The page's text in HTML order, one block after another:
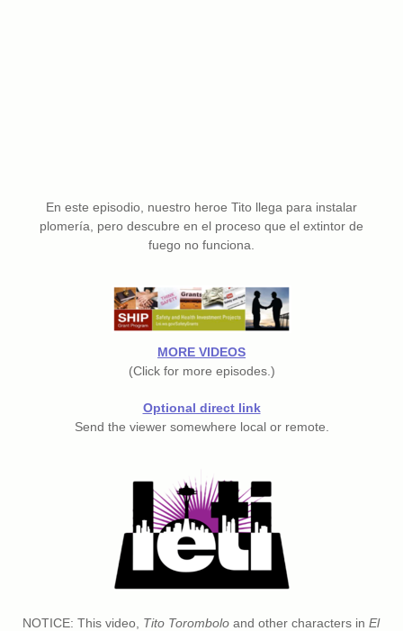
MORE VIDEOS
(Click for more episodes.)
Optional direct link
Send the viewer somewhere local or remote.
En este episodio, nuestro heroe Tito llega para instalar
plomería, pero descubre en el proceso que el extintor de
fuego no funciona.
NOTICE: This video, Tito Torombolo and other characters in El